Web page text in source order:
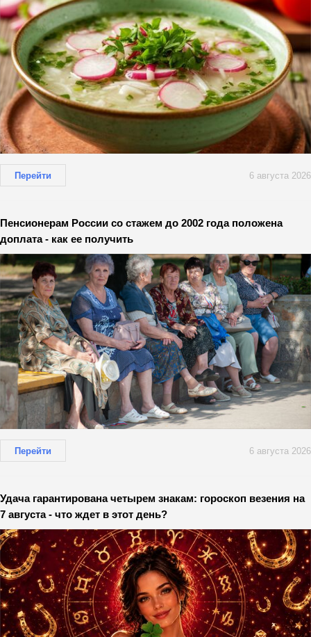
Перейти 6 августа 2026
Пенсионерам России со стажем до 2002 года положена
доплата - как ее получить
Перейти 6 августа 2026
Удача гарантирована четырем знакам: гороскоп везения на
7 августа - что ждет в этот день?